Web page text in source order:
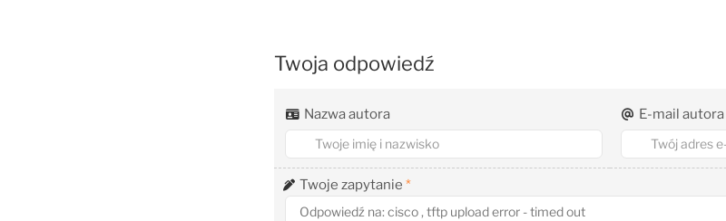
Twoja odpowiedź
Nazwa autora E-mail autora
Twoje zapytanie *